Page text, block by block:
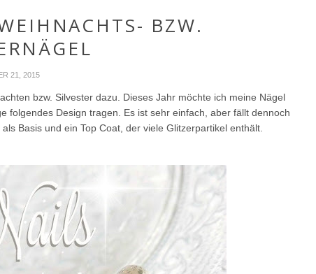
BZW.
21, 2015
bzw. Silvester dazu. Dieses Jahr möchte ich meine Nägel
folgendes Design tragen. Es ist sehr einfach, aber fällt dennoch
Basis und ein Top Coat, der viele Glitzerpartikel enthält.